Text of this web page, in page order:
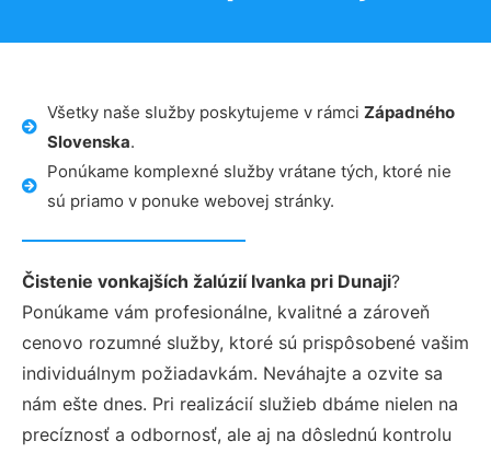
Všetky naše služby poskytujeme v rámci Západného
Slovenska.
Ponúkame komplexné služby vrátane tých, ktoré nie
sú priamo v ponuke webovej stránky.
Čistenie vonkajších žalúzií Ivanka pri Dunaji?
Ponúkame vám profesionálne, kvalitné a zároveň
cenovo rozumné služby, ktoré sú prispôsobené vašim
individuálnym požiadavkám. Neváhajte a ozvite sa
nám ešte dnes. Pri realizácií služieb dbáme nielen na
precíznosť a odbornosť, ale aj na dôslednú kontrolu